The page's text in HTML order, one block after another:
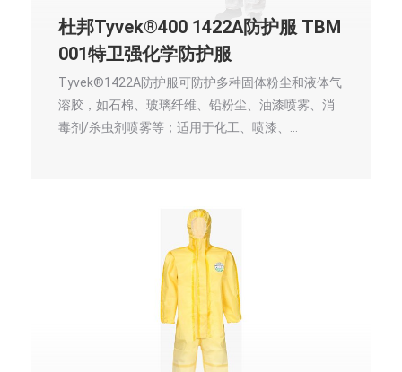
杜邦Tyvek®400 1422A防护服 TBM
001特卫强化学防护服
Tyvek®1422A防护服可防护多种固体粉尘和液体气
溶胶，如石棉、玻璃纤维、铅粉尘、油漆喷雾、消
毒剂/杀虫剂喷雾等；适用于化工、喷漆、…